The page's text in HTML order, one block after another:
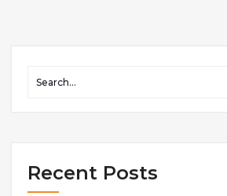
Recent Posts